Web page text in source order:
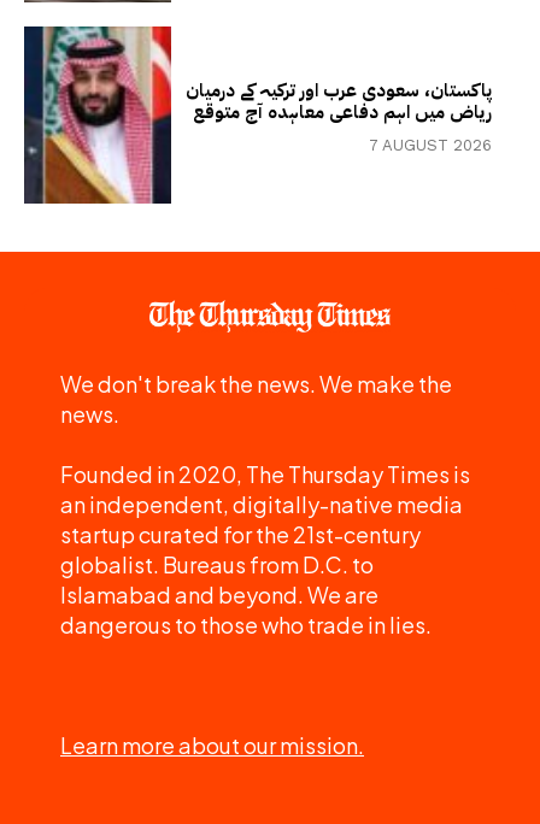
پاکستان، سعودی عرب اور ترکیہ کے درمیان
ریاض میں اہم دفاعی معاہدہ آج متوقع
7 AUGUST 2026
We don't break the news. We make the
news.
Founded in 2020, The Thursday Times is
an independent, digitally-native media
startup curated for the 21st-century
globalist. Bureaus from D.C. to
Islamabad and beyond. We are
dangerous to those who trade in lies.
Learn more about our mission.